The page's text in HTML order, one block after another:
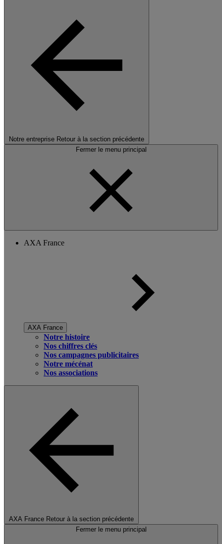
Notre entreprise Retour à la section précédente
Fermer le menu principal
AXA France
AXA France
Notre histoire
Nos chiffres clés
Nos campagnes publicitaires
Notre mécénat
Nos associations
AXA France Retour à la section précédente
Fermer le menu principal